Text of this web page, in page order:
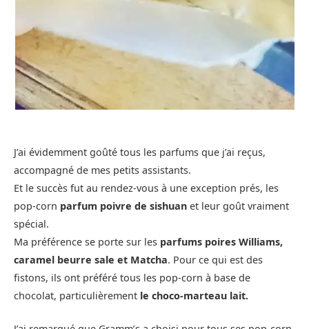
J’ai évidemment goûté tous les parfums que j’ai reçus,
accompagné de mes petits assistants.
Et le succès fut au rendez-vous à une exception prés, les
pop-corn parfum poivre de sishuan et leur goût vraiment
spécial.
Ma préférence se porte sur les parfums poires Williams,
caramel beurre sale et Matcha. Pour ce qui est des
fistons, ils ont préféré tous les pop-corn à base de
chocolat, particulièrement le choco-marteau lait.